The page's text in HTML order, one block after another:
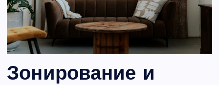
Зонирование и